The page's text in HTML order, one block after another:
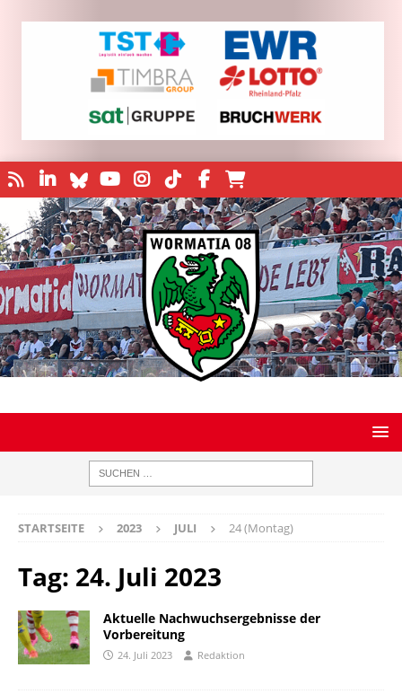
STARTSEITE 2023 JULI 24 (Montag)
Tag: 24. Juli 2023
Aktuelle Nachwuchsergebnisse der
Vorbereitung
24. Juli 2023 Redaktion